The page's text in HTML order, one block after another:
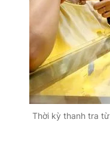
Thời kỳ thanh tra